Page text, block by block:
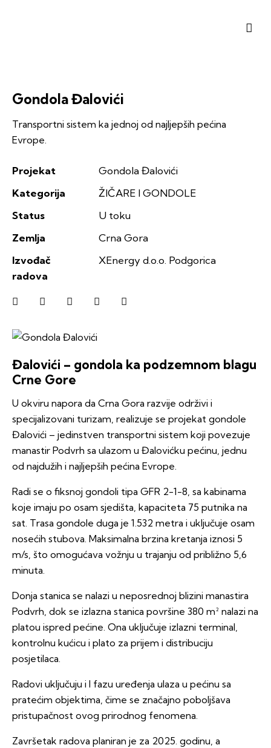
Gondola Đalovići
Transportni sistem ka jednoj od najljepših pećina
Evrope.
Projekat
Gondola Đalovići
Kategorija
ŽIČARE I GONDOLE
Status
U toku
Zemlja
Crna Gora
Izvođač
radova
XEnergy d.o.o. Podgorica
Đalovići – gondola ka podzemnom blagu
Crne Gore
U okviru napora da Crna Gora razvije održivi i
specijalizovani turizam, realizuje se projekat gondole
Đalovići – jedinstven transportni sistem koji povezuje
manastir Podvrh sa ulazom u Đalovićku pećinu, jednu
od najdužih i najljepših pećina Evrope.
Radi se o fiksnoj gondoli tipa GFR 2-1-8, sa kabinama
koje imaju po osam sjedišta, kapaciteta 75 putnika na
sat. Trasa gondole duga je 1.532 metra i uključuje osam
nosećih stubova. Maksimalna brzina kretanja iznosi 5
m/s, što omogućava vožnju u trajanju od približno 5,6
minuta.
Donja stanica se nalazi u neposrednoj blizini manastira
Podvrh, dok se izlazna stanica površine 380 m² nalazi na
platou ispred pećine. Ona uključuje izlazni terminal,
kontrolnu kućicu i plato za prijem i distribuciju
posjetilaca.
Radovi uključuju i I fazu uređenja ulaza u pećinu sa
pratećim objektima, čime se značajno poboljšava
pristupačnost ovog prirodnog fenomena.
Završetak radova planiran je za 2025. godinu, a